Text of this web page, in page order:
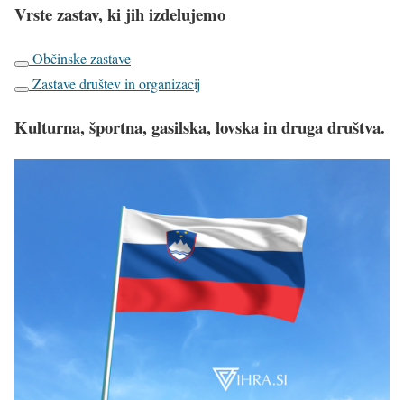
Vrste zastav, ki jih izdelujemo
Občinske zastave
Zastave društev in organizacij
Kulturna, športna, gasilska, lovska in druga društva.